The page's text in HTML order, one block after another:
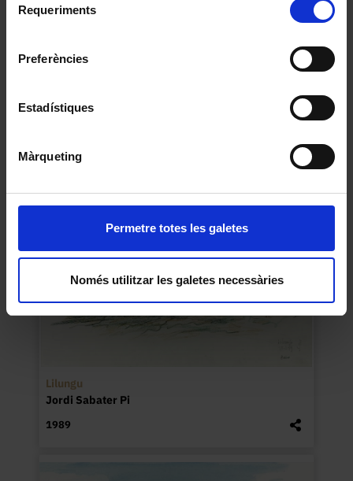
consultar laPolítica de galetes del lloc web de la
Requeriments
Preferències
Estadístiques
Màrqueting
Permetre totes les galetes
Només utilitzar les galetes necessàries
Dona fang amb tatuatges
Jordi Sabater Pi
Lilungu
Jordi Sabater Pi
1989